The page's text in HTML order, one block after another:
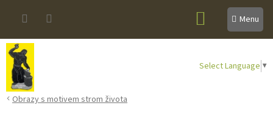
Select Language ▼
NÁKUPNÍ
KOŠÍK
Obrazy s motivem strom života